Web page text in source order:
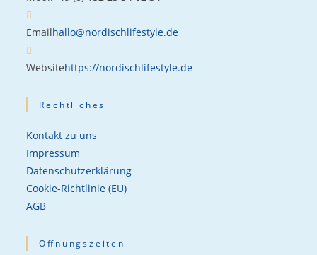
Emailhallo@nordischlifestyle.de
Websitehttps://nordischlifestyle.de
Rechtliches
Kontakt zu uns
Impressum
Datenschutzerklärung
Cookie-Richtlinie (EU)
AGB
Öffnungszeiten